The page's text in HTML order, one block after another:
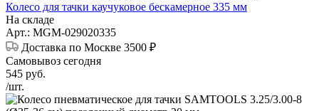
Колесо для тачки каучуковое бескамерное 335 мм
На складе
Арт.: MGM-029020335
Доставка по Москве 3500 ₽
Самовывоз сегодня
545 руб.
/шт.